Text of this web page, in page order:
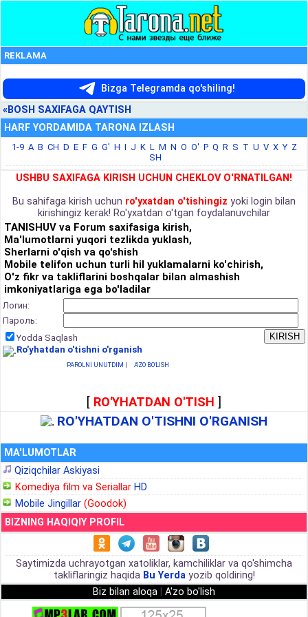
REKLAMA
Bizga Telegramda qo'shiling!
«BOSH SAXIFAGA QAYTISH
HARF YORDAMIDA TARONA IZLASH
1-9 A B CH D E F G G' H I J K L M N O O' P Q R S T U V X Y Z
SH
USHBU SAXIFAGA KIRISH UCHUN CHEKLOV O'RNATILGAN!
Bu sahifaga kirish uchun ro'yxatdan o'tishingiz yoki login bilan
kirishingiz kerak! Ro'yxatdan o'tgan foydalanuvchilar
TANISHUV va Forum saxifasiga kirish,
Ma'lumotlarni yuqori tezlikda yuklash,
Sherlarni o'qish va qo'shish
Mobile telifon uchun turli hil yuklamalarni ko'chirish,
O'z fikr va takliflarini boshqalar bilan almashish
imkoniyatlariga ega bo'ladilar
Логин:
Пароль:
Yodda Saqlash
Ro'yhatdan o'tishni o'rganish
PAROLNI UNUTDIM | A'ZO BO'LISH
[ RO'YHATDAN O'TISH ]
RO'YHATDAN O'TISHNI O'RGANISH
MA'LUMOTLAR
Qiziqchilar Askiyasi
Komediya film va Seriallar HD
Mobile Jingillar (Goodok)
BIZNING HAQIQIY PROFIL
Saytimizda uchrayotgan xatoliklar, kamchiliklar va qo'shimcha
takliflaringiz haqida Bu Yerdayozib qoldiring!
Biz bilan aloqa
A'zo bo'lish